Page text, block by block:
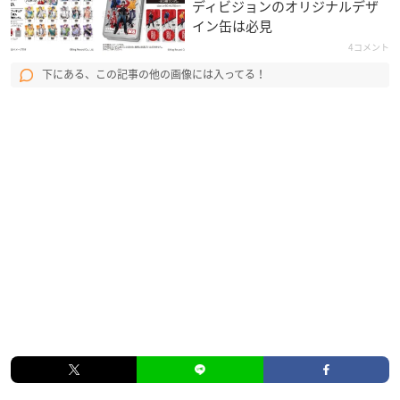
ディビジョンのオリジナルデザ
イン缶は必見
4コメント
下にある、この記事の他の画像には入ってる！